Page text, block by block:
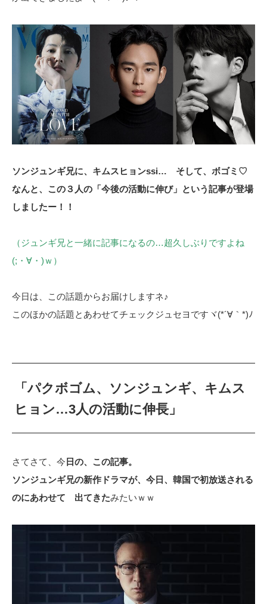
ソンジュンギ兄に、キムスヒョンssi… そして、ボゴミ♡
なんと、この３人の「今後の活動に伸び」という記事が登場
しましたー！！
（ジュンギ兄と一緒に記事になるの…超久しぶりですよね
(;・∀・)ｗ）
今日は、この話題からお届けしますネ♪
このほかの話題とあわせてチェックジュセヨですヾ(*´∀｀*)ﾉ
「パクボゴム、ソンジュンギ、キムス
ヒョン…3人の活動に伸長」
さてさて、今 日の、この記事。
ソンジュンギ兄の新作ドラマが、今日、韓国で初放送される
のにあわせて 出てきたみたいｗｗ